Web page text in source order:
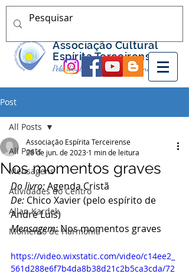
Associação Cultural
Espírita Terceirense
Pela divulgação do Espiritismo nos Açores
Post
All Posts
Mensagens
Atividades do Centro
Allan Kardek
Momento de Harmonia
All Posts
Nos momentos graves
Associação Espírita Terceirense
28 de jun. de 2023 1 min de leitura
Do livro: Agenda Cristã
De: Chico Xavier (pelo espírito de
André Luís)
Mensagem: Nos momentos graves
https://video.wixstatic.com/video/c14ee2_
561d288e6f7b4da8b38d21c2b5ca3cda/72